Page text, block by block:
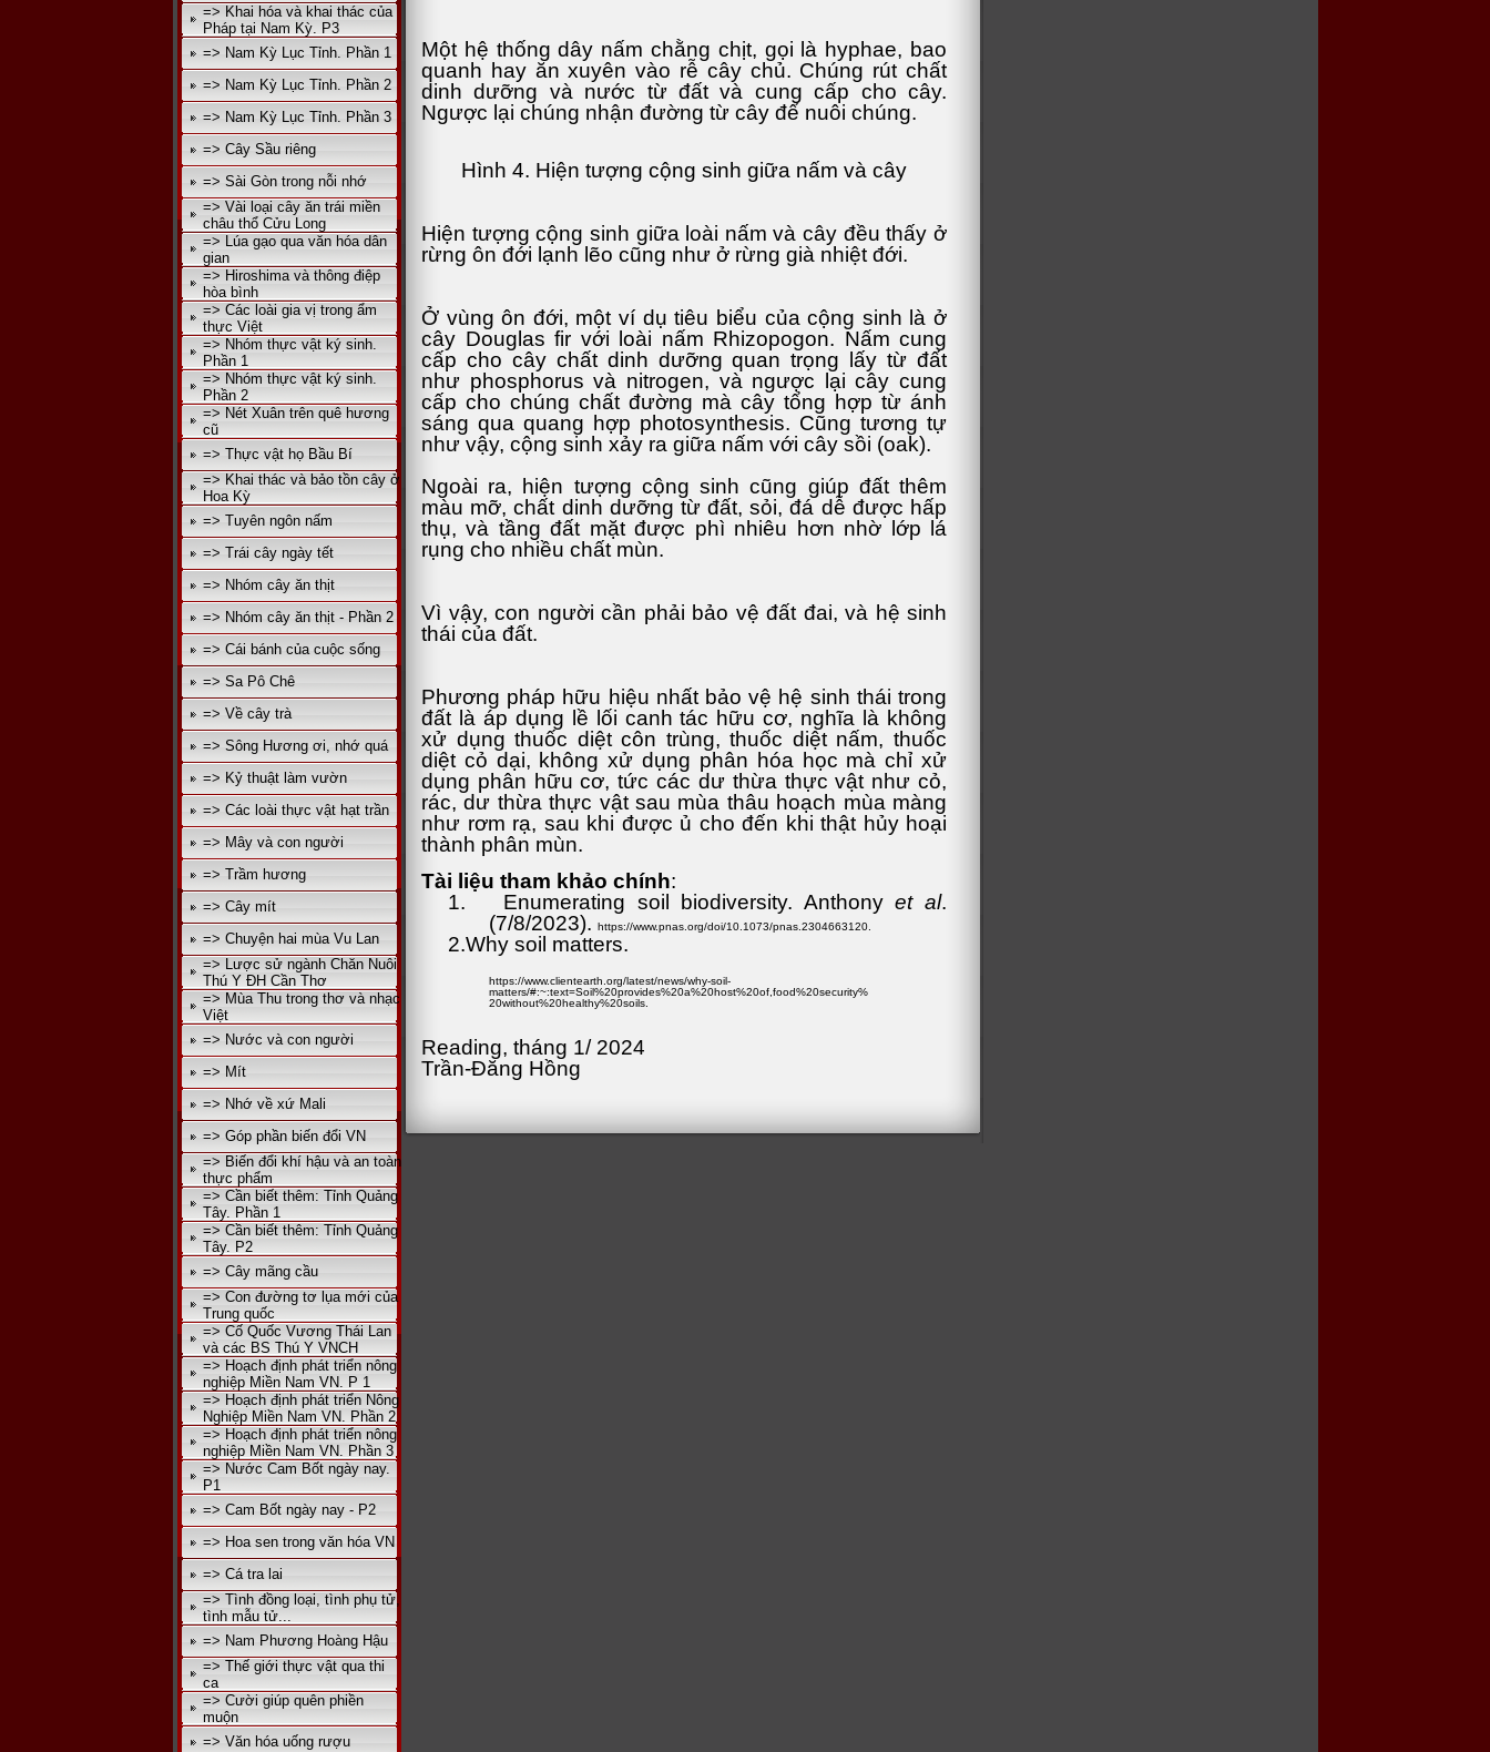
=> Khai hóa và khai thác của
Pháp tại Nam Kỳ. P3
=> Nam Kỳ Lục Tỉnh. Phần 1
=> Nam Kỳ Lục Tỉnh. Phần 2
=> Nam Kỳ Lục Tỉnh. Phần 3
=> Cây Sầu riêng
=> Sài Gòn trong nỗi nhớ
=> Vài loại cây ăn trái miền
châu thổ Cửu Long
=> Lúa gạo qua văn hóa dân
gian
=> Hiroshima và thông điệp
hòa bình
=> Các loài gia vị trong ẩm
thực Việt
=> Nhóm thực vật ký sinh.
Phần 1
=> Nhóm thực vật ký sinh.
Phần 2
=> Nét Xuân trên quê hương
cũ
=> Thực vật họ Bầu Bí
=> Khai thác và bảo tồn cây ở
Hoa Kỳ
=> Tuyên ngôn nấm
=> Trái cây ngày tết
=> Nhóm cây ăn thịt
=> Nhóm cây ăn thịt - Phần 2
=> Cái bánh của cuộc sống
=> Sa Pô Chê
=> Về cây trà
=> Sông Hương ơi, nhớ quá
=> Kỷ thuật làm vườn
=> Các loài thực vật hạt trần
=> Mây và con người
=> Trầm hương
=> Cây mít
=> Chuyện hai mùa Vu Lan
=> Lược sử ngành Chăn Nuôi
Thú Y ĐH Cần Thơ
=> Mùa Thu trong thơ và nhạc
Việt
=> Nước và con người
=> Mít
=> Nhớ về xứ Mali
=> Góp phần biến đổi VN
=> Biến đổi khí hậu và an toàn
thực phẩm
=> Cần biết thêm: Tỉnh Quảng
Tây. Phần 1
=> Cần biết thêm: Tỉnh Quảng
Tây. P2
=> Cây mãng cầu
=> Con đường tơ lụa mới của
Trung quốc
=> Cố Quốc Vương Thái Lan
và các BS Thú Y VNCH
=> Hoạch định phát triển nông
nghiệp Miền Nam VN. P 1
=> Hoạch định phát triển Nông
Nghiệp Miền Nam VN. Phần 2
=> Hoạch định phát triển nông
nghiệp Miền Nam VN. Phần 3
=> Nước Cam Bốt ngày nay.
P1
=> Cam Bốt ngày nay - P2
=> Hoa sen trong văn hóa VN
=> Cá tra lai
=> Tình đồng loại, tình phụ tử,
tình mẫu tử...
=> Nam Phương Hoàng Hậu
=> Thế giới thực vật qua thi
ca
=> Cười giúp quên phiền
muộn
=> Văn hóa uống rượu
Một hệ thống dây nấm chằng chịt, gọi là hyphae, bao
quanh hay ăn xuyên vào rễ cây chủ. Chúng rút chất
dinh dưỡng và nước từ đất và cung cấp cho cây.
Ngược lại chúng nhận đường từ cây để nuôi chúng.
Hình 4. Hiện tượng cộng sinh giữa nấm và cây
Hiện tượng cộng sinh giữa loài nấm và cây đều thấy ở
rừng ôn đới lạnh lẽo cũng như ở rừng già nhiệt đới.
Ở vùng ôn đới, một ví dụ tiêu biểu của cộng sinh là ở
cây Douglas fir với loài nấm Rhizopogon. Nấm cung
cấp cho cây chất dinh dưỡng quan trọng lấy từ đất
như phosphorus và nitrogen, và ngược lại cây cung
cấp cho chúng chất đường mà cây tổng hợp từ ánh
sáng qua quang hợp photosynthesis. Cũng tương tự
như vậy, cộng sinh xảy ra giữa nấm với cây sồi (oak).
Ngoài ra, hiện tượng cộng sinh cũng giúp đất thêm
màu mỡ, chất dinh dưỡng từ đất, sỏi, đá dễ được hấp
thụ, và tầng đất mặt được phì nhiêu hơn nhờ lớp lá
rụng cho nhiều chất mùn.
Vì vậy, con người cần phải bảo vệ đất đai, và hệ sinh
thái của đất.
Phương pháp hữu hiệu nhất bảo vệ hệ sinh thái trong
đất là áp dụng lề lối canh tác hữu cơ, nghĩa là không
xử dụng thuốc diệt côn trùng, thuốc diệt nấm, thuốc
diệt cỏ dại, không xử dụng phân hóa học mà chỉ xử
dụng phân hữu cơ, tức các dư thừa thực vật như cỏ,
rác, dư thừa thực vật sau mùa thâu hoạch mùa màng
như rơm rạ, sau khi được ủ cho đến khi thật hủy hoại
thành phân mùn.
Tài liệu tham khảo chính:
1.
Enumerating soil biodiversity. Anthonyet al.
(7/8/2023).
https://www.pnas.org/doi/10.1073/pnas.2304663120.
2.Why soil matters.
https://www.clientearth.org/latest/news/why-soil-
matters/#:~:text=Soil%20provides%20a%20host%20of,food%20security%
20without%20healthy%20soils.
Reading, tháng 1/ 2024
Trần-Đăng Hồng